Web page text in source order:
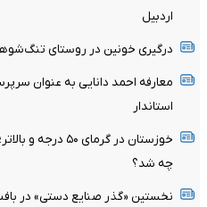
اردبیل
درگیری خونین در روستای
معارفه احمد دانایی به عنوان
استاندار
خوزستان در
چه شد؟
نخستین «گذر صنایع دستی» در